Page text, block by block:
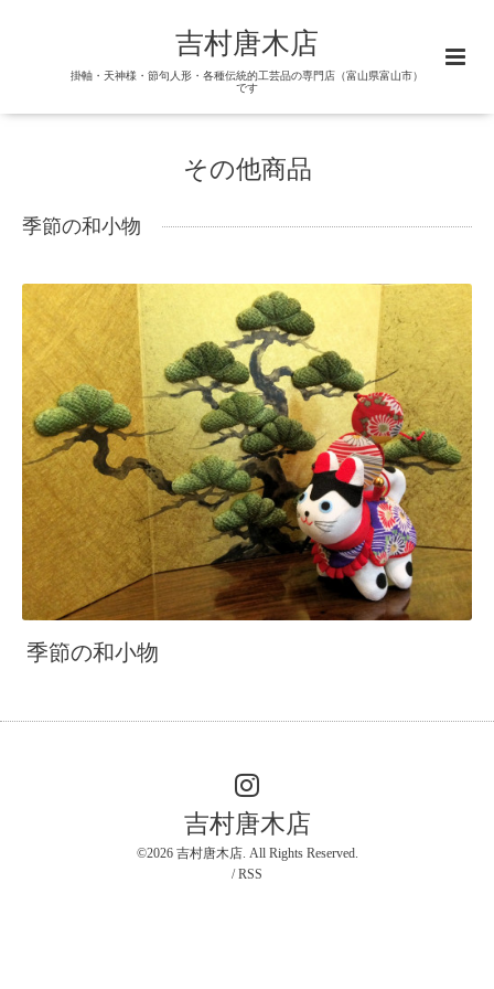
吉村唐木店
掛軸・天神様・節句人形・各種伝統的工芸品の専門店（富山県富山市）
です
その他商品
季節の和小物
季節の和小物
吉村唐木店
©2026 吉村唐木店. All Rights Reserved.
/RSS